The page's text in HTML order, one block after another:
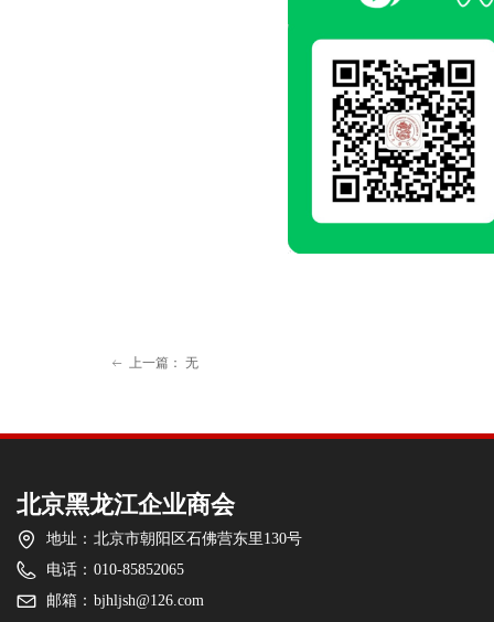
ꂃ 上一篇： 无
北京黑龙江企业商会
地址： 北京市朝阳区石佛营东里130号
电话： 010-85852065
邮箱： bjhljsh@126.com